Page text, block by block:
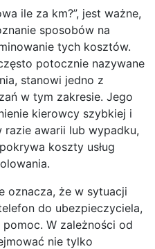
ile za km?”, jest ważne,
sposobów na
tych kosztów.
potocznie nazywane
stanowi jedno z
w tym zakresie. Jego
kierowcy szybkiej i
awarii lub wypadku,
koszty usług
oznacza, że w sytuacji
do ubezpieczyciela,
W zależności od
nie tylko